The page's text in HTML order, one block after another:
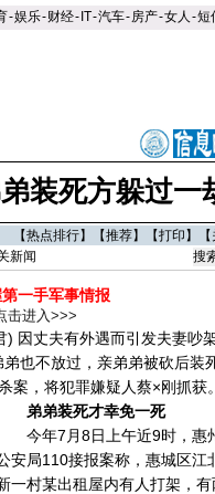
-娱乐-财经- IT-汽车-房产-女人 -短
装死方躲过一
【热点排行】【推荐】【打印 】【
新闻
一手军事情报
击进入>>>
丈夫有外遇而引发夫妻吵
也不放过，亲弟弟被砍后装
，将犯罪嫌疑人蔡×刚抓获。
弟弟装死才幸免一死
今年7月8日上午近9时，惠
安局110接报案称，惠城区江
一村某出租屋内有人打架，有